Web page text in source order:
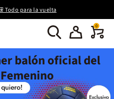
Todo para la vuelta
0
balón oficial del